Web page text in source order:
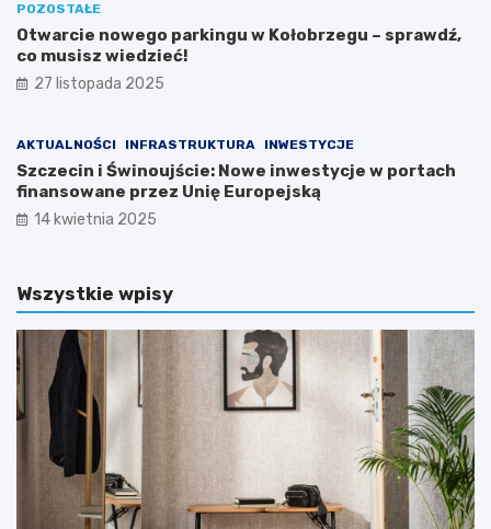
POZOSTAŁE
Otwarcie nowego parkingu w Kołobrzegu – sprawdź,
co musisz wiedzieć!
27 listopada 2025
AKTUALNOŚCI INFRASTRUKTURA INWESTYCJE
Szczecin i Świnoujście: Nowe inwestycje w portach
finansowane przez Unię Europejską
14 kwietnia 2025
Wszystkie wpisy